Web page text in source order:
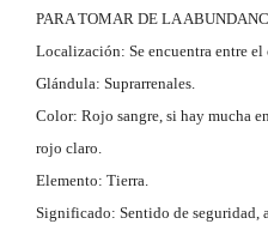
PARA TOMAR DE LA
Localización: Se encuentra entre
Glándula: Suprarrenales.
Color: Rojo sangre, si hay mucha
rojo claro.
Elemento: Tierra.
Significado: Sentido de seguridad,